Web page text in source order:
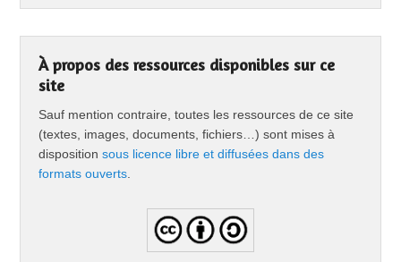
À propos des ressources disponibles sur ce
site
Sauf mention contraire, toutes les ressources de ce site
(textes, images, documents, fichiers…) sont mises à
dispositionsous licence libre et diffusées dans des
formats ouverts